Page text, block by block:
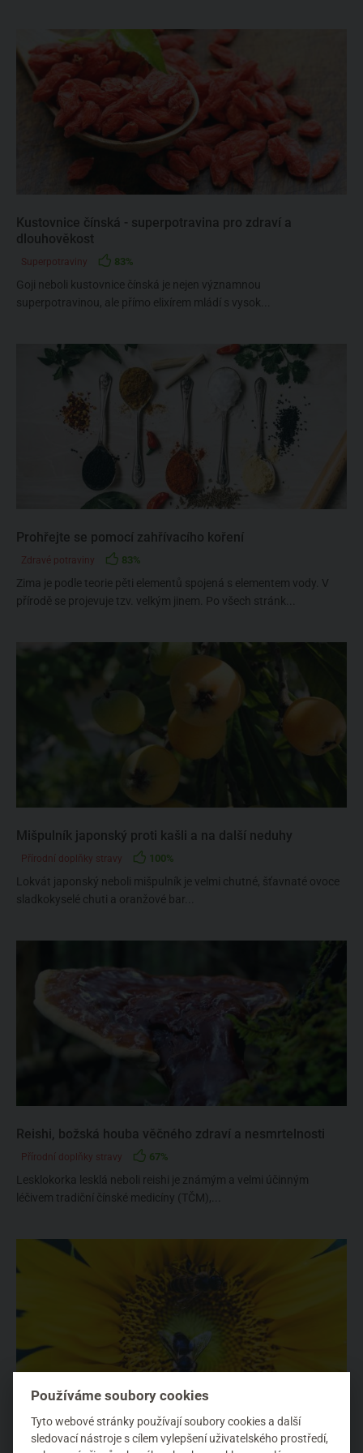
Kustovnice čínská - superpotravina pro zdraví a
dlouhověkost
Superpotraviny 83%
Goji neboli kustovnice čínská je nejen významnou
superpotravinou, ale přímo elixírem mládí s vysok...
Prohřejte se pomocí zahřívacího koření
Zdravé potraviny 83%
Zima je podle teorie pěti elementů spojená s elementem vody. V
přírodě se projevuje tzv. velkým jinem. Po všech stránk...
Mišpulník japonský proti kašli a na další neduhy
Přírodní doplňky stravy 100%
Lokvát japonský neboli mišpulník je velmi chutné, šťavnaté ovoce
sladkokyselé chuti a oranžové bar...
Reishi, božská houba věčného zdraví a nesmrtelnosti
Přírodní doplňky stravy 67%
Lesklokorka lesklá neboli reishi je známým a velmi účinným
léčivem tradiční čínské medicíny (TČM),...
Včelí pyl jako potravina dlouhověkosti
Používáme soubory cookies
Tyto webové stránky používají soubory cookies a další
sledovací nástroje s cílem vylepšení uživatelského prostředí,